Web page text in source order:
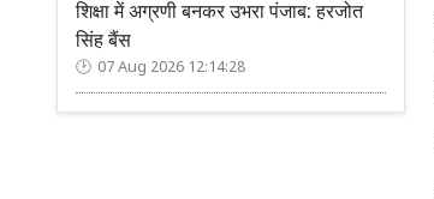
शिक्षा में अग्रणी बनकर उभरा पंजाब: हरजोत
सिंह बैंस
07 Aug 2026 12:14:28